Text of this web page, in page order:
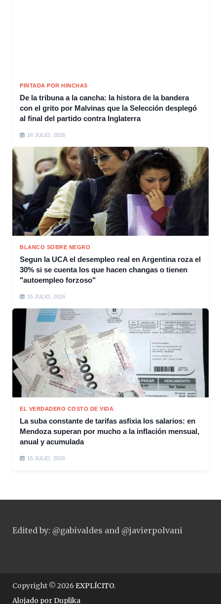
PINTADA POR HINCHAS
De la tribuna a la cancha: la histora de la bandera
con el grito por Malvinas que la Selección desplegó
al final del partido contra Inglaterra
16 JULIO, 2026
BLANCO SOBRE NEGRO
Segun la UCA el desempleo real en Argentina roza el
30% si se cuenta los que hacen changas o tienen
"autoempleo forzoso"
15 JULIO, 2026
EL VERDADERO COSTO DE VIDA
La suba constante de tarifas asfixia los salarios: en
Mendoza superan por mucho a la inflación mensual,
anual y acumulada
15 JULIO, 2026
Edited by: @gabivaldes and @javierpolvani
Copyright © 2026 EXPLÍCITO.
Alojado porDuplika